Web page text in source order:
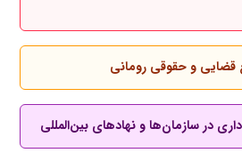
قضایی و حقوقی رومانی
در سازمان‌ها و نهادهای بین‌المللی